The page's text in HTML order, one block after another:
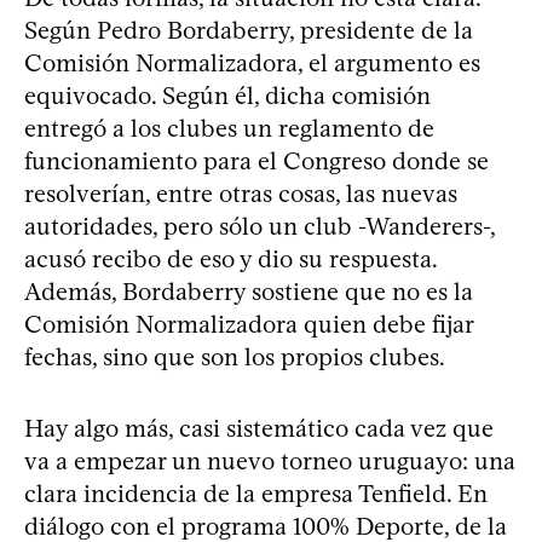
Según Pedro Bordaberry, presidente de la
Comisión Normalizadora, el argumento es
equivocado. Según él, dicha comisión
entregó a los clubes un reglamento de
funcionamiento para el Congreso donde se
resolverían, entre otras cosas, las nuevas
autoridades, pero sólo un club -Wanderers-,
acusó recibo de eso y dio su respuesta.
Además, Bordaberry sostiene que no es la
Comisión Normalizadora quien debe fijar
fechas, sino que son los propios clubes.
Hay algo más, casi sistemático cada vez que
va a empezar un nuevo torneo uruguayo: una
clara incidencia de la empresa Tenfield. En
diálogo con el programa 100% Deporte, de la